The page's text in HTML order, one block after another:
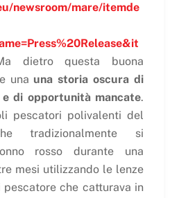
newsroom/mare/itemde
dietro questa buona
una una storia oscura di
di opportunità mancate.
pescatori polivalenti del
tradizionalmente si
rosso durante una
mesi utilizzando le lenze
pescatore che catturava in